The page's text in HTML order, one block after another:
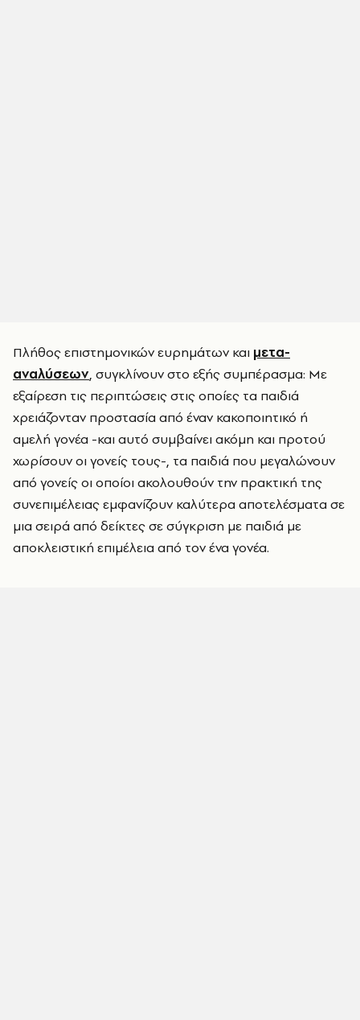
Πλήθος επιστημονικών ευρημάτων και μετα-
αναλύσεων, συγκλίνουν στο εξής συμπέρασμα: Με
εξαίρεση τις περιπτώσεις στις οποίες τα παιδιά
χρειάζονταν προστασία από έναν κακοποιητικό ή
αμελή γονέα -και αυτό συμβαίνει ακόμη και προτού
χωρίσουν οι γονείς τους-, τα παιδιά που μεγαλώνουν
από γονείς οι οποίοι ακολουθούν την πρακτική της
συνεπιμέλειας εμφανίζουν καλύτερα αποτελέσματα σε
μια σειρά από δείκτες σε σύγκριση με παιδιά με
αποκλειστική επιμέλεια από τον ένα γονέα.